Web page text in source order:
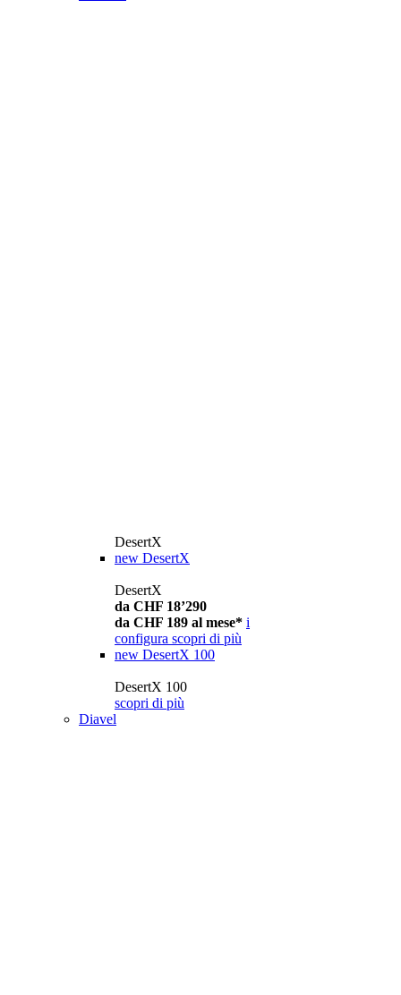
DesertX
new DesertX
DesertX
da CHF 18’290
da CHF 189 al mese* i
configura scopri di più
new DesertX 100
DesertX 100
scopri di più
Diavel